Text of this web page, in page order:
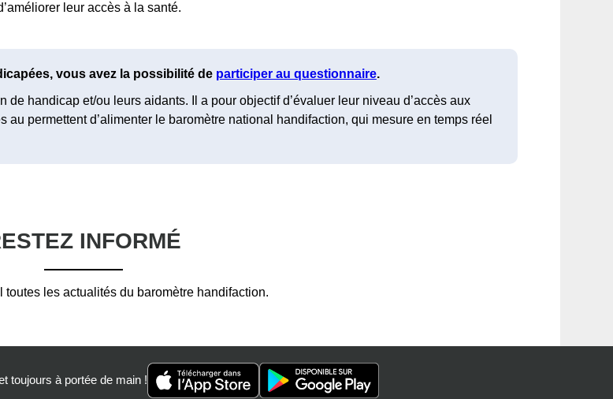
leur accès à la santé.
vous avez la possibilité de participer au questionnaire.
handicap et/ou leurs aidants. Il a pour objectif d’évaluer leur niveau d’accès aux
permettent d’alimenter le baromètre national handifaction, qui mesure en temps réel
INFORMÉ
toutes les actualités du baromètre handifaction.
toujours à portée de main !